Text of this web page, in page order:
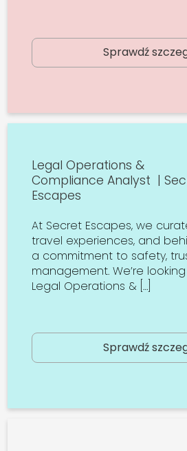
Sprawdź
Legal Operations &
Compliance Analyst |
Escapes
At Secret Escapes, we
travel experiences, and
a commitment to safety,
management. We’re
Legal Operations & […]
Sprawdź